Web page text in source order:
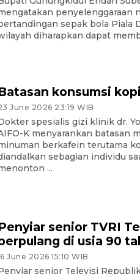
penyelenggaraan
sepak bola Piala
diharapkan dapat
konsumsi
June 2026 23:19 WIB
spesialis gizi klinik dr.
K menyarankan batasan
berkafein terutama
sebagian individu
...
senior TVRI
di usia 90
June 2026 15:10 WIB
senior Televisi